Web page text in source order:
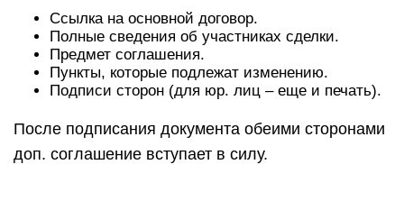
Ссылка на основной договор.
Полные сведения об участниках сделки.
Предмет соглашения.
Пункты, которые подлежат изменению.
Подписи сторон (для юр. лиц – еще и печать).
После подписания документа обеими сторонами
доп. соглашение вступает в силу.